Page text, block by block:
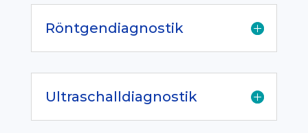
Röntgendiagnostik
Ultraschalldiagnostik